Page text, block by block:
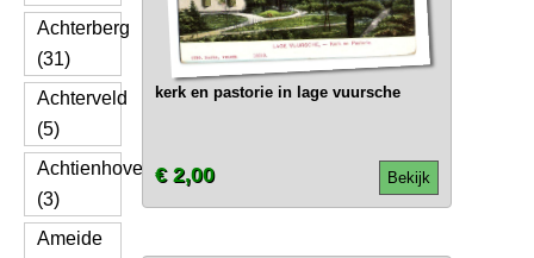
Achterberg
(31)
Achterveld
(5)
Achtienhoven
(3)
Ameide
kerk en pastorie in lage vuursche
Bekijk
€ 2,00